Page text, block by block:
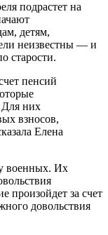
подрастет на
детям,
неизвестны — и
старости.
пенсий
Для них
взносов,
Елена
военных. Их
произойдет за счет
довольствия